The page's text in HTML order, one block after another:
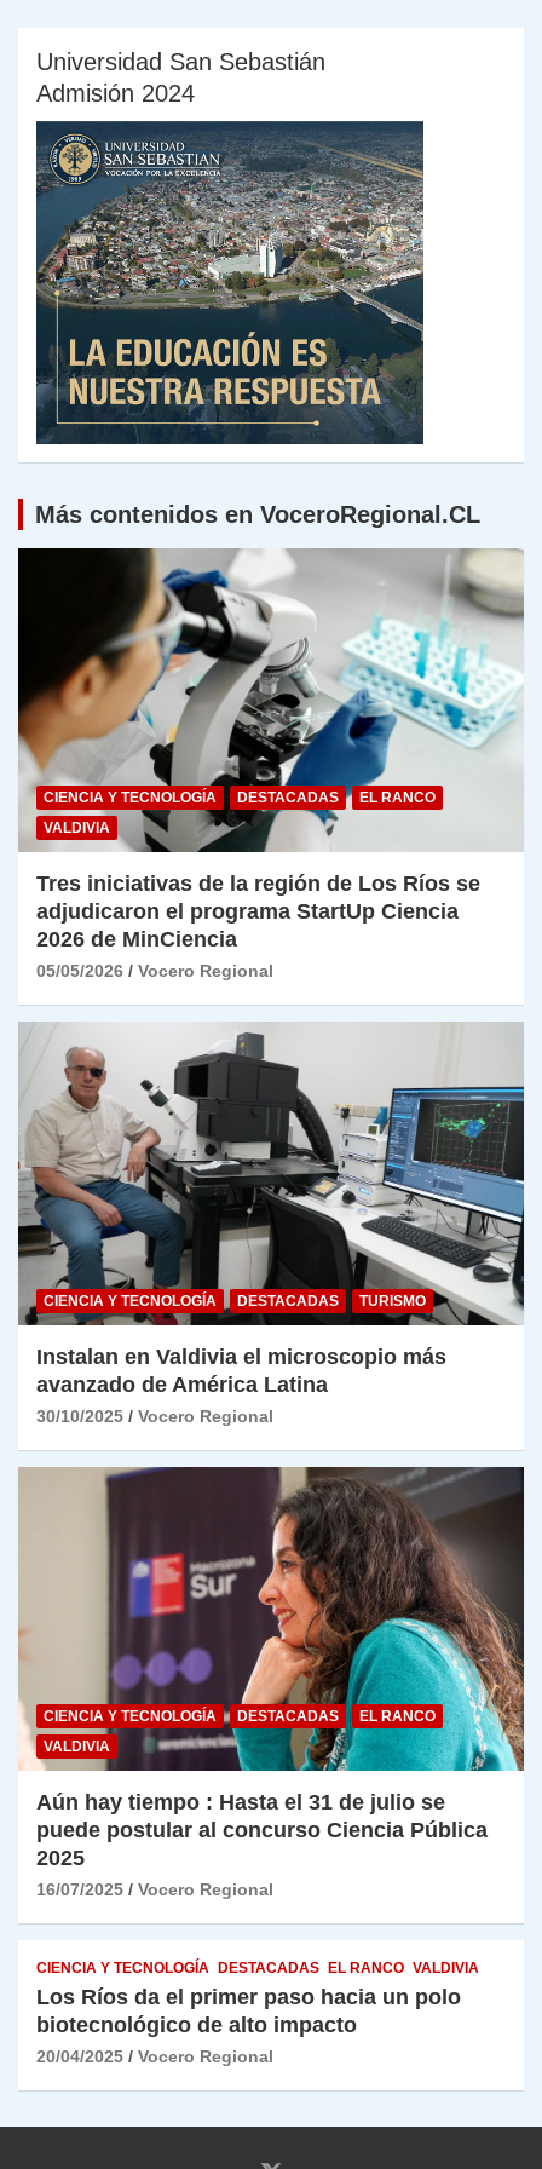
Universidad San Sebastián
Admisión 2024
Más contenidos en VoceroRegional.CL
CIENCIA Y TECNOLOGÍA DESTACADAS
EL RANCO
VALDIVIA
Tres iniciativas de la región de Los Ríos se
adjudicaron el programa StartUp Ciencia
2026 de MinCiencia
05/05/2026 Vocero Regional
CIENCIA Y TECNOLOGÍA DESTACADAS TURISMO
Instalan en Valdivia el microscopio más
avanzado de América Latina
30/10/2025 Vocero Regional
CIENCIA Y TECNOLOGÍA DESTACADAS
EL RANCO
VALDIVIA
Aún hay tiempo : Hasta el 31 de julio se
puede postular al concurso Ciencia Pública
2025
16/07/2025 Vocero Regional
CIENCIA Y TECNOLOGÍA DESTACADAS EL RANCO VALDIVIA
Los Ríos da el primer paso hacia un polo
biotecnológico de alto impacto
20/04/2025 Vocero Regional